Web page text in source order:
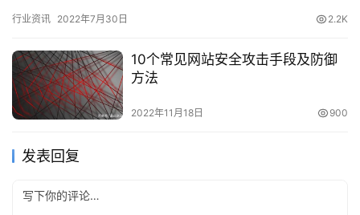
行业资讯 2022年7月30日 2.2K
10个常见网站安全攻击手段及防御
方法
2022年11月18日 900
发表回复